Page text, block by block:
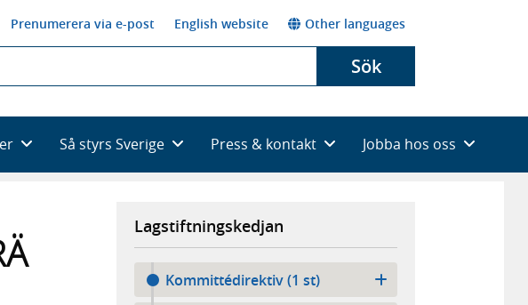
Prenumerera via e-post English website Other languages
Sök
Så styrs Sverige Press & kontakt Jobba hos oss
Lagstiftningskedjan
Kommittédirektiv (1 st)